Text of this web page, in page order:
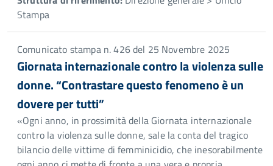
Stampa
Comunicato stampa n. 426 del 25 Novembre 2025
Giornata internazionale contro la violenza sulle
donne. “Contrastare questo fenomeno è un
dovere per tutti”
«Ogni anno, in prossimità della Giornata internazionale
contro la violenza sulle donne, sale la conta del tragico
bilancio delle vittime di femminicidio, che inesorabilmente